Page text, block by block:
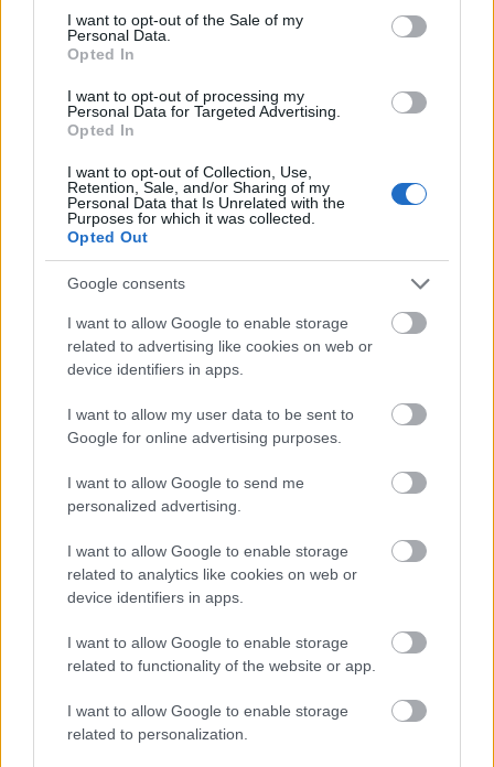
consent section.
I want to opt-out of the Sale of my
Personal Data.
Opted In
I want to opt-out of processing my
Personal Data for Targeted Advertising.
Opted In
I want to opt-out of Collection, Use,
Retention, Sale, and/or Sharing of my
Personal Data that Is Unrelated with the
Purposes for which it was collected.
Opted Out
Google consents
I want to allow Google to enable storage
related to advertising like cookies on web or
device identifiers in apps.
I want to allow my user data to be sent to
Google for online advertising purposes.
I want to allow Google to send me
personalized advertising.
I want to allow Google to enable storage
related to analytics like cookies on web or
device identifiers in apps.
I want to allow Google to enable storage
related to functionality of the website or app.
I want to allow Google to enable storage
related to personalization.
ΔΙΑΒΑΖΟΝΤΑΙ ΤΩΡΑ
3 ζώδια θα μπουν σε σκληρά διλήμματα μέχρι τις
για να απαλλαγείς από τα κουνούπια
Η συνήθεια που «σκουριάζει» σιωπηλά το μυαλό
σου - Συμβαίνει στους περισσότερους και δεν το
καταλαβαίνουμε
NEW YORK TIMES